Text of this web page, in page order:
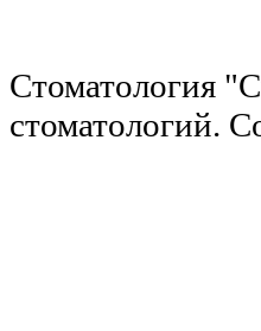
Стоматология
стоматологий.